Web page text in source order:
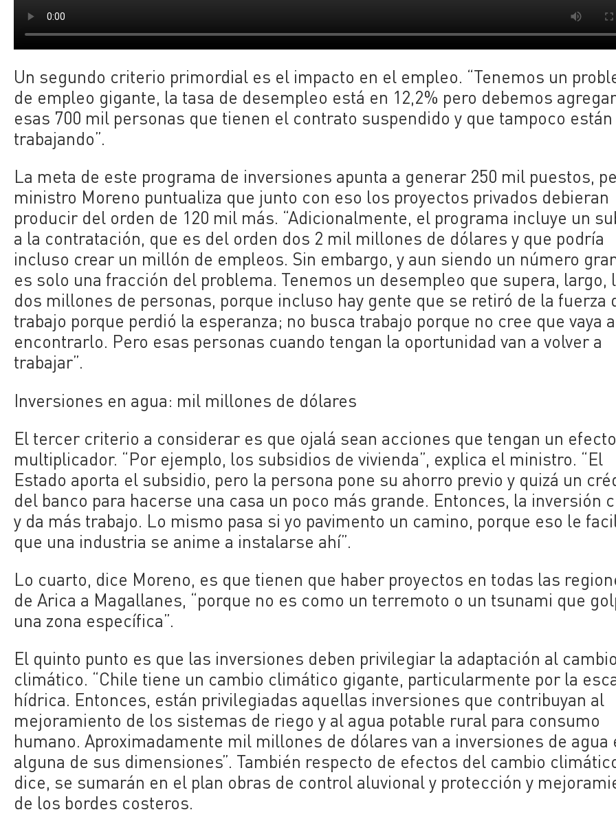
Un segundo criterio primordial es el impacto en el empleo. “Tenemos un
de empleo gigante, la tasa de desempleo está en 12,2% pero debemos
esas 700 mil personas que tienen el contrato suspendido y que tampoco están
trabajando”.
La meta de este programa de inversiones apunta a generar 250 mil puestos,
ministro Moreno puntualiza que junto con eso los proyectos privados debieran
producir del orden de 120 mil más. “Adicionalmente, el programa incluye un
a la contratación, que es del orden dos 2 mil millones de dólares y que podría
incluso crear un millón de empleos. Sin embargo, y aun siendo un número
es solo una fracción del problema. Tenemos un desempleo que supera, largo,
dos millones de personas, porque incluso hay gente que se retiró de la fuerza
trabajo porque perdió la esperanza; no busca trabajo porque no cree que vaya a
encontrarlo. Pero esas personas cuando tengan la oportunidad van a volver a
trabajar”.
Inversiones en agua: mil millones de dólares
El tercer criterio a considerar es que ojalá sean acciones que tengan un
multiplicador. “Por ejemplo, los subsidios de vivienda”, explica el ministro. “El
Estado aporta el subsidio, pero la persona pone su ahorro previo y quizá un
del banco para hacerse una casa un poco más grande. Entonces, la inversión
y da más trabajo. Lo mismo pasa si yo pavimento un camino, porque eso le
que una industria se anime a instalarse ahí”.
Lo cuarto, dice Moreno, es que tienen que haber proyectos en todas las
de Arica a Magallanes, “porque no es como un terremoto o un tsunami que
una zona específica”.
El quinto punto es que las inversiones deben privilegiar la adaptación al
climático. “Chile tiene un cambio climático gigante, particularmente por la
hídrica. Entonces, están privilegiadas aquellas inversiones que contribuyan al
mejoramiento de los sistemas de riego y al agua potable rural para consumo
humano. Aproximadamente mil millones de dólares van a inversiones de agua
alguna de sus dimensiones”. También respecto de efectos del cambio
dice, se sumarán en el plan obras de control aluvional y protección y
de los bordes costeros.